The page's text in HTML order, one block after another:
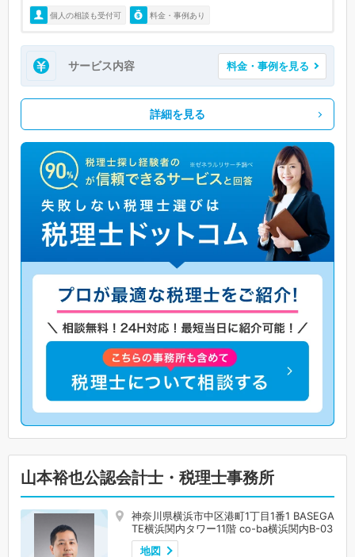
個人の相談も受付可 料金・事例あり
サービス内容 料金・事例を見る
詳細を見る
山本裕也公認会計士・税理士事務所
神奈川県横浜市中区港町1丁目1番1 BASEGA
TE横浜関内タワー11階 co-ba横浜関内B-03
地図